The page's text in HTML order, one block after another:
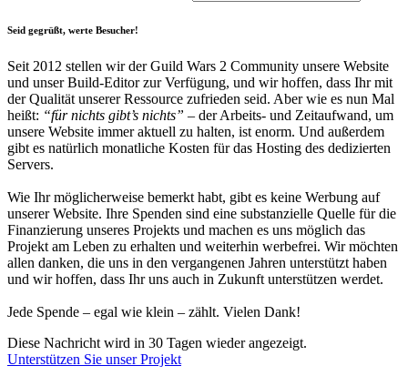
Seid gegrüßt, werte Besucher!
Seit 2012 stellen wir der Guild Wars 2 Community unsere Website
und unser Build-Editor zur Verfügung, und wir hoffen, dass Ihr mit
der Qualität unserer Ressource zufrieden seid. Aber wie es nun Mal
heißt: “für nichts gibt’s nichts” – der Arbeits- und Zeitaufwand, um
unsere Website immer aktuell zu halten, ist enorm. Und außerdem
gibt es natürlich monatliche Kosten für das Hosting des dedizierten
Servers.
Wie Ihr möglicherweise bemerkt habt, gibt es keine Werbung auf
unserer Website. Ihre Spenden sind eine substanzielle Quelle für die
Finanzierung unseres Projekts und machen es uns möglich das
Projekt am Leben zu erhalten und weiterhin werbefrei. Wir möchten
allen danken, die uns in den vergangenen Jahren unterstützt haben
und wir hoffen, dass Ihr uns auch in Zukunft unterstützen werdet.
Jede Spende – egal wie klein – zählt. Vielen Dank!
Diese Nachricht wird in 30 Tagen wieder angezeigt.
Unterstützen Sie unser Projekt